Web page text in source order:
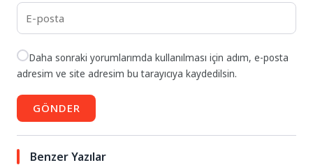
Daha sonraki yorumlarımda kullanılması için adım, e-posta
adresim ve site adresim bu tarayıcıya kaydedilsin.
GÖNDER
Benzer Yazılar